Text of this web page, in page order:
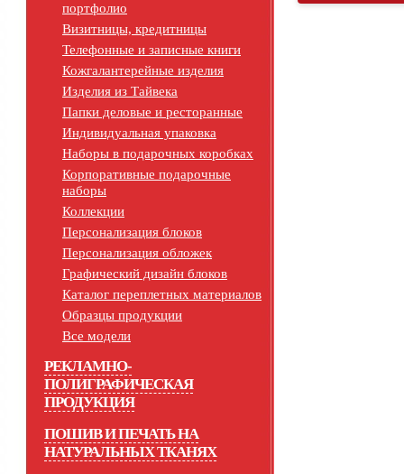
портфолио
Визитницы, кредитницы
Телефонные и записные книги
Кожгалантерейные изделия
Изделия из Тайвека
Папки деловые и ресторанные
Индивидуальная упаковка
Наборы в подарочных коробках
Корпоративные подарочные
наборы
Коллекции
Персонализация блоков
Персонализация обложек
Графический дизайн блоков
Каталог переплетных материалов
Образцы продукции
Все модели
РЕКЛАМНО-
ПОЛИГРАФИЧЕСКАЯ
ПРОДУКЦИЯ
ПОШИВ И ПЕЧАТЬ НА
НАТУРАЛЬНЫХ ТКАНЯХ